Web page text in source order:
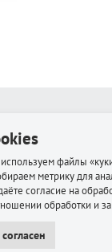
файлы
метрику для
согласие на
обработки и